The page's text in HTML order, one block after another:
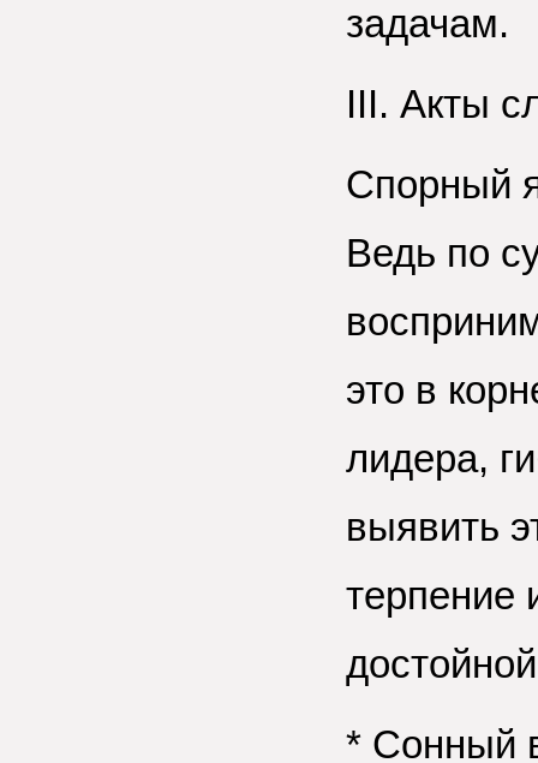
задачам.
III. Акты
Спорный
Ведь по
это в
лидера,
выявить
терпение
* Сонный